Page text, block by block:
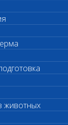
животных